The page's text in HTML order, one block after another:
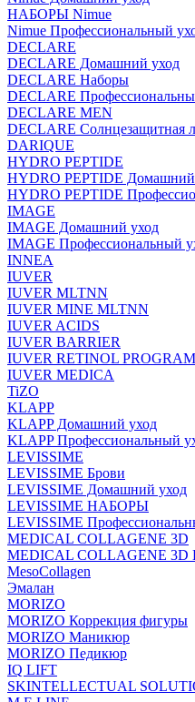
НАБОРЫ Nimue
Nimue Профессиональный
DECLARE
DECLARE Домашний уход
DECLARE Наборы
DECLARE
DECLARE MEN
DECLARE Солнцезащитная
DARIQUE
HYDRO PEPTIDE
HYDRO PEPTIDE Домашний
HYDRO PEPTIDE
IMAGE
IMAGE Домашний уход
IMAGE Профессиональный
INNEA
IUVER
IUVER MLTNN
IUVER MINE MLTNN
IUVER ACIDS
IUVER BARRIER
IUVER RETINOL PROGRAM
IUVER MEDICA
TiZO
KLAPP
KLAPP Домашний уход
KLAPP Профессиональный
LEVISSIME
LEVISSIME Брови
LEVISSIME Домашний уход
LEVISSIME НАБОРЫ
LEVISSIME
MEDICAL COLLAGENE 3D
MEDICAL COLLAGENE 3D
MesoCollagen
Эмалан
MORIZO
MORIZO Коррекция фигуры
MORIZO Маникюр
MORIZO Педикюр
IQ LIFT
SKINTELLECTUAL